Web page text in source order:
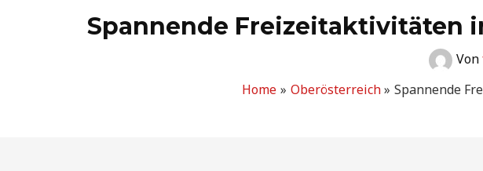
Spannende Freizeitaktivitäten
Von
Home
Oberösterreich Spannende